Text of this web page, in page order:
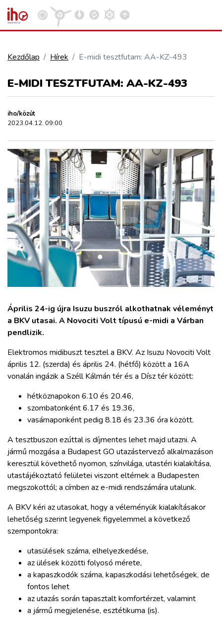
KÖZLEKEDÉSFEJLESZTÉS
ELLÁTÁSI LÁNC
ZÖLDÚT
HAJÓZÁS
ARCHÍVUM
BELÉPÉS
REGISZTRÁCIÓ
Kezdőlap Hírek E-midi tesztfutam: AA-KZ-493
E-MIDI TESZTFUTAM: AA-KZ-493
iho/közút
2023.04.12. 09:00
Április 24-ig újra Isuzu buszról alkothatnak véleményt
a BKV utasai. A Novociti Volt típusú e-midi a Várban
pendlizik.
Elektromos midibuszt tesztel a BKV. Az Isuzu Novociti Volt
április 12. (szerda) és április 24. (hétfő) között a 16A
vonalán ingázik a Széll Kálmán tér és a Dísz tér között:
hétköznapokon 6.10 és 20.46,
szombatonként 6.17 és 19.36,
vasárnaponként pedig 8.18 és 23.36 óra között.
A tesztbuszon ezúttal is díjmentes lehet majd utazni. A
jármű mozgása a Budapest GO utazástervező alkalmazáson
keresztül követhető nyomon, színvilága, utastéri kialakítása,
utastájékoztató felületei viszont eltérnek a Budapesten
megszokottól; a címben az e-midi rendszámára utalunk.
A BKV kéri az utasokat, hogy a véleményük kialakításakor
lehetőség szerint legyenek figyelemmel a következő
szempontokra:
utasülések száma, elhelyezkedése,
az ülések közötti folyosó mérete,
a kapaszkodók száma, kapaszkodási lehetőségek, de
fontos lehet
az utazás során tapasztalt komfortérzet, valamint
a jármű megjelenése, esztétikuma (is).